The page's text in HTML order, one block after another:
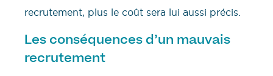
recrutement, plus le coût sera lui aussi précis.
Les conséquences d’un mauvais
recrutement